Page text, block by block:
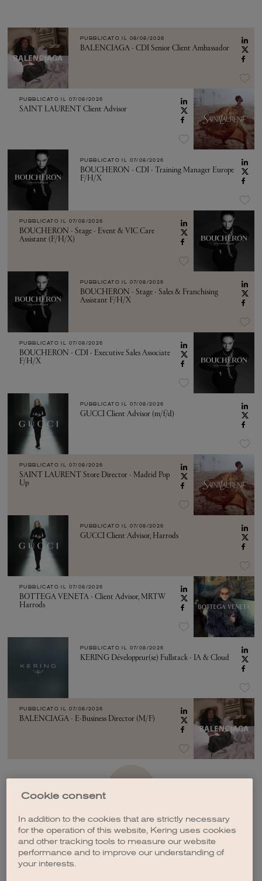
PUBBLICATO IL 08/08/2026
BALENCIAGA - CDI Senior Client Ambassador
PUBBLICATO IL 07/08/2026
SAINT LAURENT Client Advisor
PUBBLICATO IL 07/08/2026
BOUCHERON - CDI - Training Manager Europe
F/H/X
PUBBLICATO IL 07/08/2026
BOUCHERON - Stage - Event & VIC Care
Assistant (F/H/X)
PUBBLICATO IL 07/08/2026
BOUCHERON - Stage - Sales & Franchising
Assistant F/H/X
PUBBLICATO IL 07/08/2026
BOUCHERON - CDI - Executive Sales Associate
F/H/X
PUBBLICATO IL 07/08/2026
GUCCI Client Advisor (m/f/d)
PUBBLICATO IL 07/08/2026
SAINT LAURENT Store Director - Madrid Pop
Up
PUBBLICATO IL 07/08/2026
GUCCI Client Advisor, Harrods
PUBBLICATO IL 07/08/2026
BOTTEGA VENETA - Client Advisor, MRTW
Harrods
PUBBLICATO IL 07/08/2026
KERING Développeur(se) Fullstack - IA & Cloud
PUBBLICATO IL 07/08/2026
BALENCIAGA - E-Business Director (M/F)
Cookie consent
In addition to the cookies that are strictly necessary
for the operation of this website, Kering uses cookies
and other tracking tools to measure our website
performance and to improve our understanding of
your interests.